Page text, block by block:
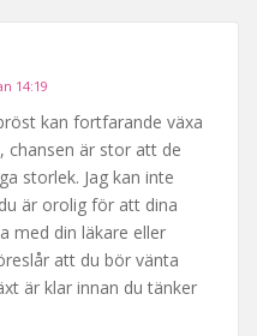
14:19
kan fortfarande växa
chansen är stor att de
storlek. Jag kan inte
är orolig för att dina
med din läkare eller
att du bör vänta
är klar innan du tänker